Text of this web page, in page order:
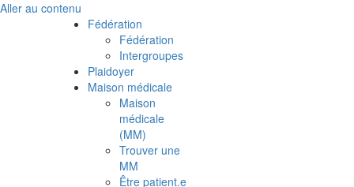
Aller au contenu
Fédération
Fédération
Intergroupes
Plaidoyer
Maison médicale
Maison
médicale
(MM)
Trouver une
MM
Être patient.e